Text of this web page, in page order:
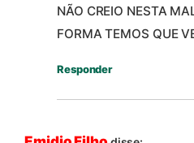
NÃO CREIO NESTA
FORMA TEMOS QUE
Responder